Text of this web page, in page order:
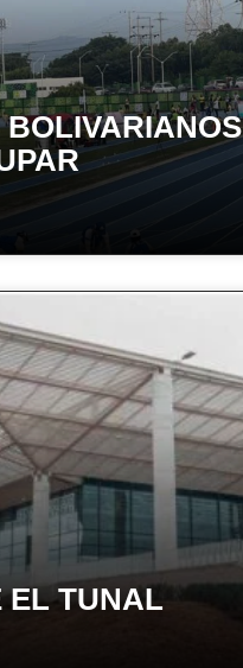
BOLIVARIANOS
EL TUNAL